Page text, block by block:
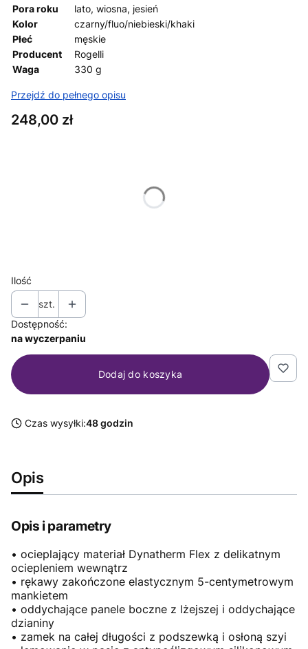
Pora roku
lato, wiosna, jesień
Kolor
czarny/fluo/niebieski/khaki
Płeć
męskie
Producent
Rogelli
Waga
330 g
Przejdź do pełnego opisu
Cena
248,00 zł
Ilość
szt.
Dostępność:
na wyczerpaniu
Dodaj do koszyka
Czas wysyłki:48 godzin
Opis
Opis i parametry
• ocieplający materiał Dynatherm Flex z delikatnym
ociepleniem wewnątrz
• rękawy zakończone elastycznym 5-centymetrowym
mankietem
• oddychające panele boczne z lżejszej i oddychające
dzianiny
• zamek na całej długości z podszewką i osłoną szyi